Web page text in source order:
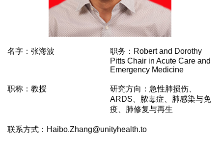
名字：张海波
职务：Robert and Dorothy
Pitts Chair in Acute Care and
Emergency Medicine
职称：教授
研究方向：急性肺损伤、
ARDS、脓毒症、肺感染与免
疫、肺修复与再生
联系方式：Haibo.Zhang@unityhealth.to